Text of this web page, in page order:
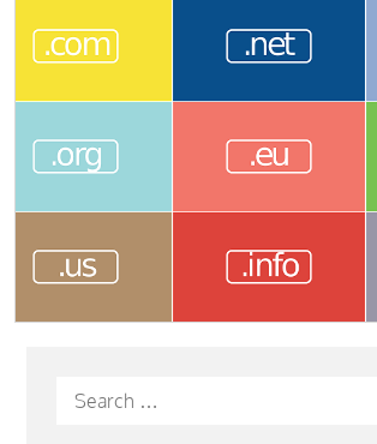
Search